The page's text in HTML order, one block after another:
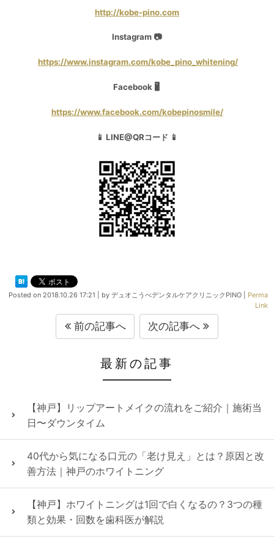
http://kobe-pino.com
Instagram 📷
https://www.instagram.com/kobe_pino_whitening/
Facebook 🖥
https://www.facebook.com/kobepinosmile/
📱 LINE@QRコード 📱
Posted on 2018.10.26 17:21 by デュオこうべデンタルケアクリニックPINO
Perma
Link
前の記事へ 次の記事へ
最新の記事
【神戸】リップアートメイクの流れをご紹介｜施術当
日〜ダウンタイム
40代から気になる口元の「老け見え」とは？原因と改
善方法｜神戸のホワイトニング
【神戸】ホワイトニングは1回で白くなるの？3つの種
類と効果・回数を歯科医が解説